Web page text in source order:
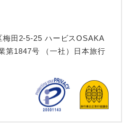
田2-5-25 ハービスOSAKA
第1847号 （一社）日本旅行